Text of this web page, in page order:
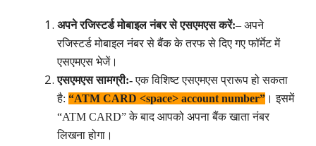
अपने रजिस्टर्ड मोबाइल नंबर से एसएमएस करें:– अपने
रजिस्टर्ड मोबाइल नंबर से बैंक के तरफ से दिए गए फॉर्मेट में
एसएमएस भेजें।
एसएमएस सामग्री:-एक विशिष्ट एसएमएस प्रारूप हो सकता
है: “ATM CARD <space> account number” । इसमें
“ATM CARD” के बाद आपको अपना बैंक खाता नंबर
लिखना होगा।